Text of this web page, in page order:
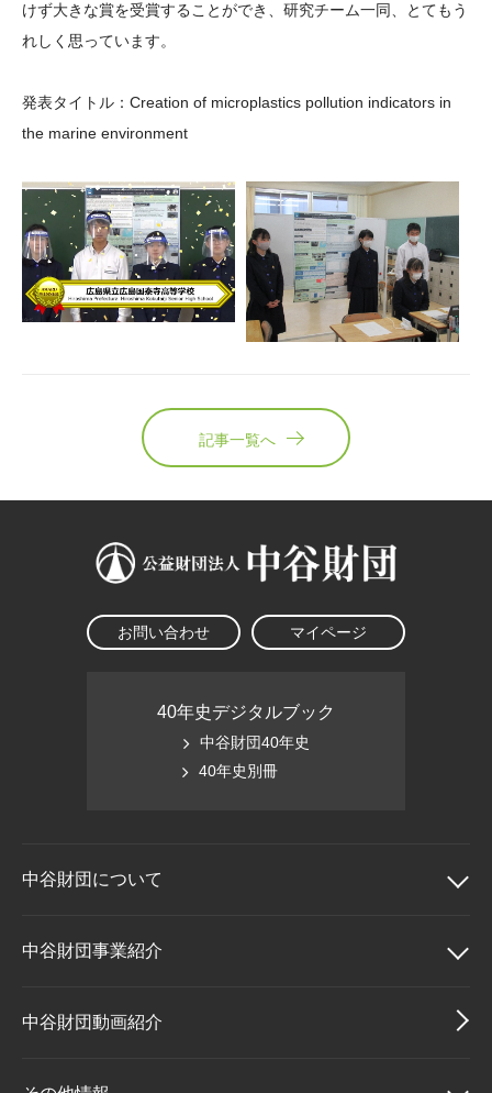
けず大きな賞を受賞することができ、研究チーム一同、とてもう
れしく思っています。
発表タイトル：Creation of microplastics pollution indicators in
the marine environment
記事一覧へ
お問い合わせ マイページ
40年史デジタルブック
中谷財団40年史
40年史別冊
中谷財団について
中谷財団について
理事長挨拶
設立趣意書
中谷財団事業紹介
中谷財団事業紹介
中谷財団動画紹介